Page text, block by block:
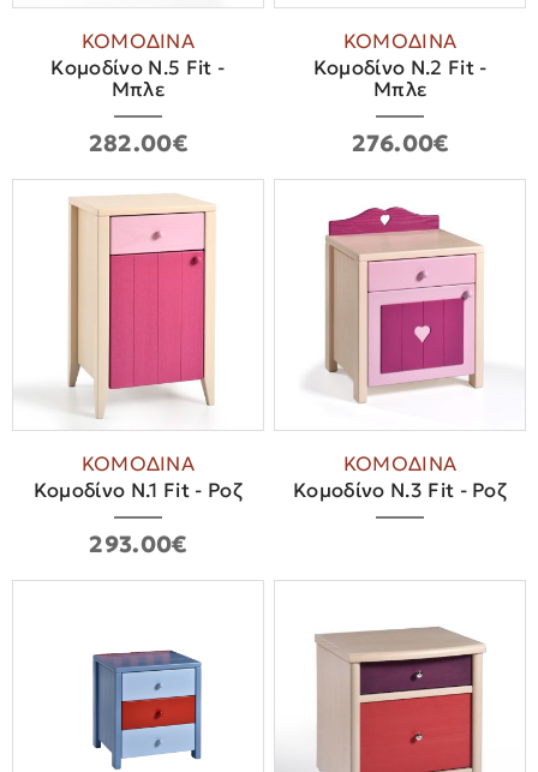
ΚΟΜΟΔΙΝΑ
Κομοδίνο Ν.5 Fit -
Μπλε
282.00€
ΚΟΜΟΔΙΝΑ
Κομοδίνο Ν.2 Fit -
Μπλε
276.00€
ΚΟΜΟΔΙΝΑ
Κομοδίνο Ν.1 Fit - Ροζ
293.00€
ΚΟΜΟΔΙΝΑ
Κομοδίνο Ν.3 Fit - Ροζ